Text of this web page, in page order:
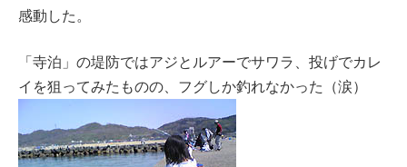
感動した。
「寺泊」の堤防ではアジとルアーでサワラ、投げでカレ
イを狙ってみたものの、フグしか釣れなかった（涙）